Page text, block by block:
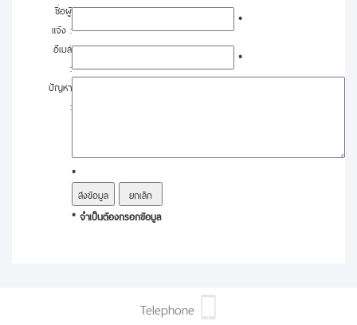
ชื่อผู้
แจ้ง :
*
อีเมล์
:
*
ปัญหา
:
*
* จำเป็นต้องกรอกข้อมูล
Telephone